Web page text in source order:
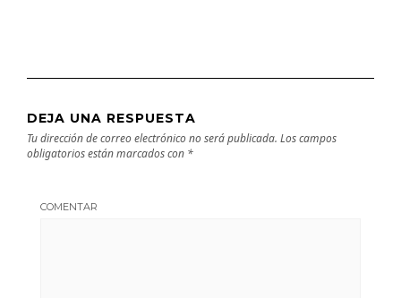
DEJA UNA RESPUESTA
Tu dirección de correo electrónico no será publicada. Los campos
obligatorios están marcados con *
COMENTAR